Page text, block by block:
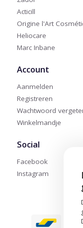
Acticill
Origine l'Art
Heliocare
Marc Inbane
Account
Aanmelden
Registreren
Wachtwoord
Winkelmandje
Social
Facebook
Instagram